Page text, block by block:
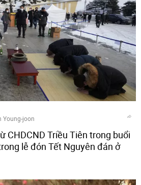
Young-joon
CHDCND Triều Tiên trong buổi
lễ đón Tết Nguyên đán ở